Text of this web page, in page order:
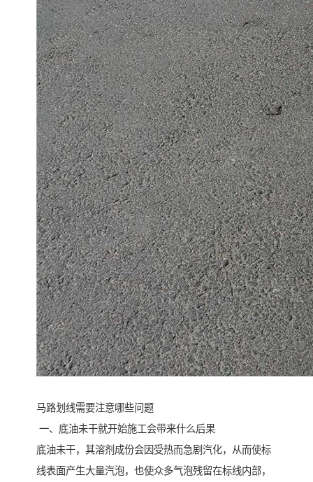
马路划线需要注意哪些问题
一、底油未干就开始施工会带来什么后果
底油未干，其溶剂成份会因受热而急剧汽化，从而使标
线表面产生大量汽泡，也使众多气泡残留在标线内部，